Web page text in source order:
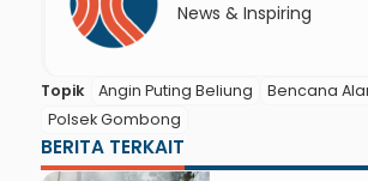
News & Inspiring
Topik Angin Puting Beliung
Bencana
Polsek Gombong
BERITA TERKAIT